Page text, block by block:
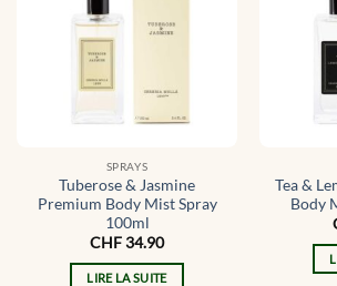
SPRAYS
Tuberose & Jasmine
Premium Body Mist Spray
100ml
CHF34.90
LIRE LA SUITE
Tea &
Body